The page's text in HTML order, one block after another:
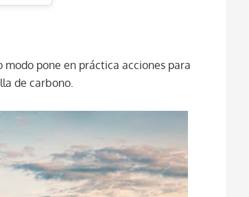
pone en práctica acciones para
de carbono.